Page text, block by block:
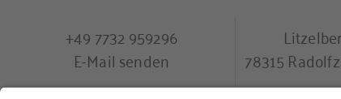
+49 7732 959296
E-Mail senden
78315